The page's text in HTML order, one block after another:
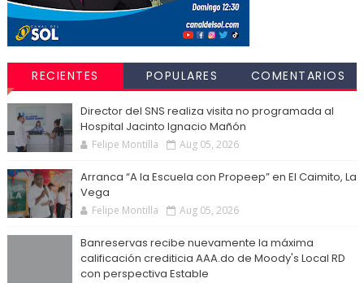
RECIENTES POPULARES COMENTARIOS
Director del SNS realiza visita no programada al
Hospital Jacinto Ignacio Mañón
Felipe Montilla Aug 05, 2026
Arranca “A la Escuela con Propeep” en El Caimito, La
Vega
Felipe Montilla Aug 05, 2026
Banreservas recibe nuevamente la máxima
calificación crediticia AAA.do de Moody's Local RD
con perspectiva Estable